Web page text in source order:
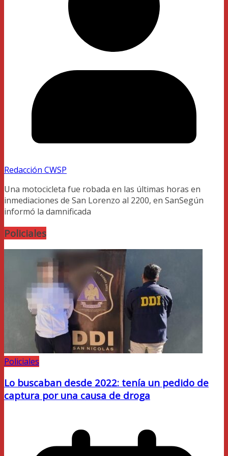
Redacción CWSP
Una motocicleta fue robada en las últimas horas en
inmediaciones de San Lorenzo al 2200, en SanSegún
informó la damnificada
Policiales
Policiales
Lo buscaban desde 2022: tenía un pedido de
captura por una causa de droga